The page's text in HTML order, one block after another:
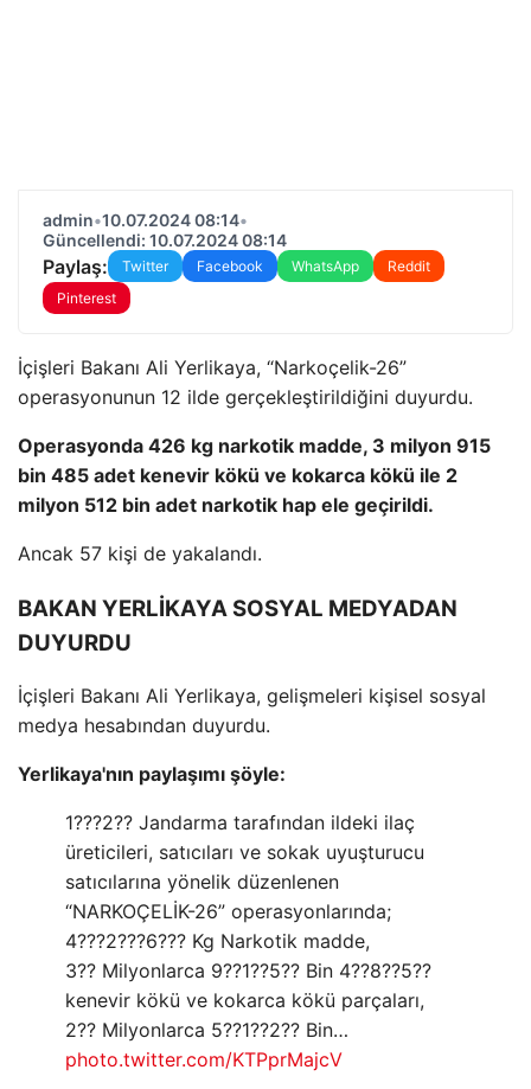
admin•10.07.2024 08:14•
Güncellendi: 10.07.2024 08:14
Paylaş: Twitter Facebook WhatsApp
Reddit
Pinterest
İçişleri Bakanı Ali Yerlikaya, “Narkoçelik-26”
operasyonunun 12 ilde gerçekleştirildiğini duyurdu.
Operasyonda 426 kg narkotik madde, 3 milyon 915
bin 485 adet kenevir kökü ve kokarca kökü ile 2
milyon 512 bin adet narkotik hap ele geçirildi.
Ancak 57 kişi de yakalandı.
BAKAN YERLİKAYA SOSYAL MEDYADAN
DUYURDU
İçişleri Bakanı Ali Yerlikaya, gelişmeleri kişisel sosyal
medya hesabından duyurdu.
Yerlikaya'nın paylaşımı şöyle:
1???2?? Jandarma tarafından ildeki ilaç
üreticileri, satıcıları ve sokak uyuşturucu
satıcılarına yönelik düzenlenen
“NARKOÇELİK-26” operasyonlarında;
4???2???6??? Kg Narkotik madde,
3?? Milyonlarca 9??1??5?? Bin 4??8??5??
kenevir kökü ve kokarca kökü parçaları,
2?? Milyonlarca 5??1??2?? Bin…
photo.twitter.com/KTPprMajcV